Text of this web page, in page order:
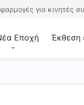
για κινητές
Εποχή Έκθεση